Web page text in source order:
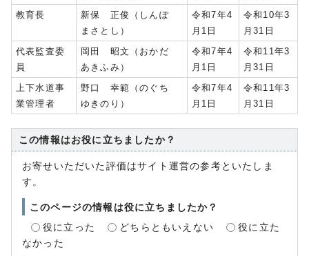
教育長
新保 正俊（しんぽ
まさとし）
令和7年4
月1日
令和10年3
月31日
代表監査委
員
岡田 昭文（おかだ
あきふみ）
令和7年4
月1日
令和11年3
月31日
上下水道事
業管理者
野口 幸範（のぐち
ゆきのり）
令和7年4
月1日
令和11年3
月31日
この情報はお役に立ちましたか？
お寄せいただいた評価はサイト運営の参考といたしま
す。
このページの情報は役に立ちましたか？
役に立った
どちらともいえない
役に立た
なかった